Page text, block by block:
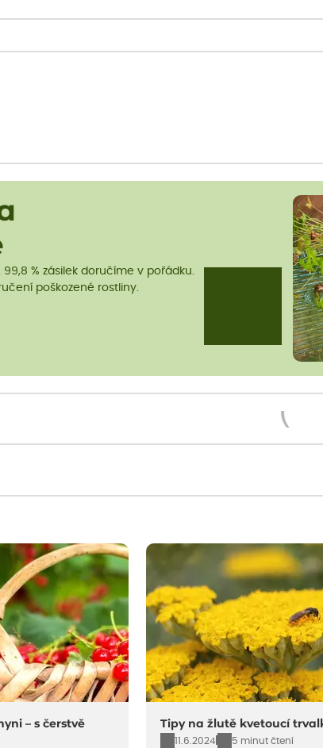
% zásilek doručíme v pořádku.
poškozené rostliny.
– s čerstvě
Tipy na žlutě kvetoucí
11.6.2024
5 minut čtení